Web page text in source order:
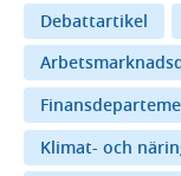
Debattartikel
Klimat- och